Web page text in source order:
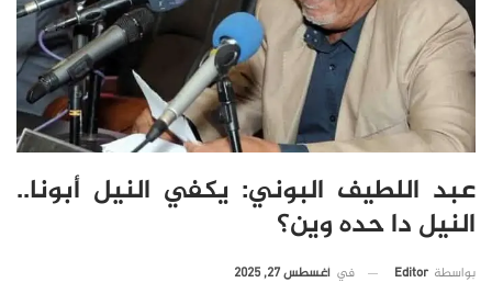
عبد اللطيف البوني: يكفي النيل أبونا..
النيل دا حده وين؟
بواسطة Editor في أغسطس 27, 2025